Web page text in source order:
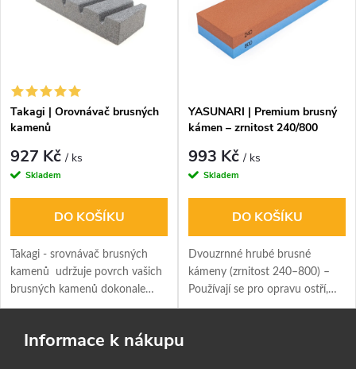
Takagi | Orovnávač brusných
kamenů
927 Kč/ ks
Skladem
DO KOŠÍKU
Takagi - srovnávač brusných
kamenů udržuje povrch vašich
brusných kamenů dokonale
rovný, čímž zajišťuje efektivní a
použitím zabráníte
YASUNARI | Premium brusný
kámen – zrnitost 240/800
993 Kč/ ks
Skladem
DO KOŠÍKU
Dvouzrnné hrubé brusné
kámeny (zrnitost 240–800) –
Používají se pro opravu ostří,
odstranění poškození a
Informace k nákupu